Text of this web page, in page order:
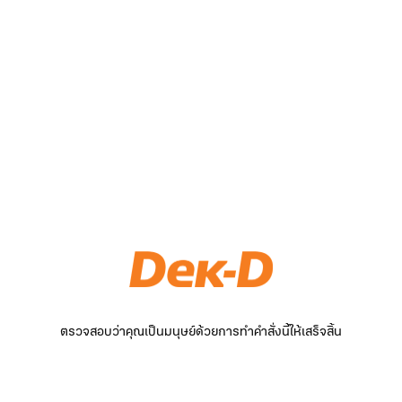
ตรวจสอบว่าคุณเป็นมนุษย์ด้วยการทำคำสั่งนี้ให้เสร็จสิ้น